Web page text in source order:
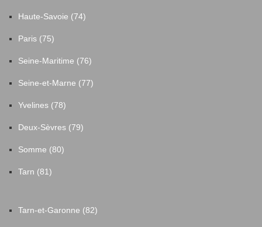
Haute-Savoie (74)
Paris (75)
Seine-Maritime (76)
Seine-et-Marne (77)
Yvelines (78)
Deux-Sèvres (79)
Somme (80)
Tarn (81)
Tarn-et-Garonne (82)